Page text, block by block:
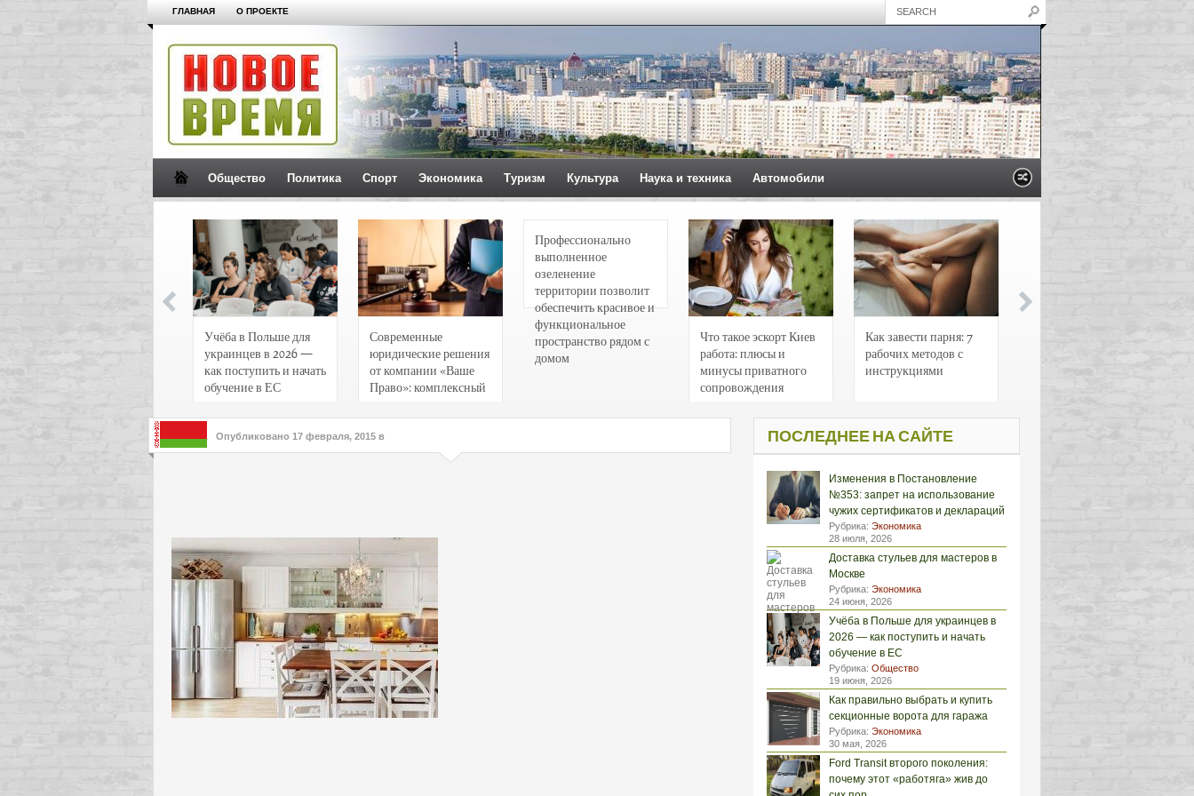
ГЛАВНАЯ О ПРОЕКТЕ
Общество Политика Спорт Экономика Туризм Культура Наука и техника Автомобили
Учёба в Польше для
украинцев в 2026 —
как поступить и начать
обучение в ЕС
Современные
юридические решения
от компании «Ваше
Право»: комплексный
интересов клиентов
Профессионально
выполненное
озеленение
территории позволит
обеспечить красивое и
функциональное
пространство рядом с
домом
Что такое эскорт Киев
работа: плюсы и
минусы приватного
сопровождения
Как завести парня: 7
рабочих методов с
инструкциями
Опубликовано 17 февраля, 2015 в ПОСЛЕДНЕЕ НА САЙТЕ
Изменения в Постановление
№353: запрет на использование
чужих сертификатов и деклараций
Рубрика: Экономика
28 июля, 2026
Доставка стульев для мастеров в
Москве
Рубрика: Экономика
24 июня, 2026
Учёба в Польше для украинцев в
2026 — как поступить и начать
обучение в ЕС
Рубрика: Общество
19 июня, 2026
Как правильно выбрать и купить
секционные ворота для гаража
Рубрика: Экономика
30 мая, 2026
Ford Transit второго поколения:
почему этот «работяга» жив до